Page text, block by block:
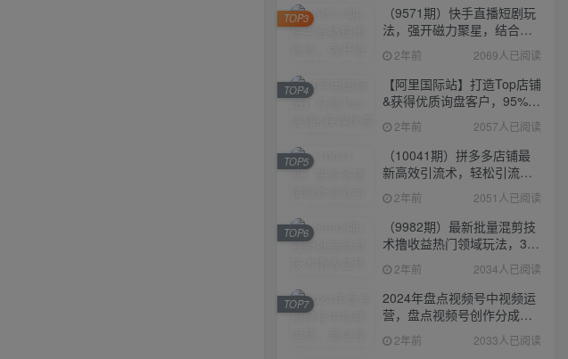
（9571期）快手直播短剧玩
法，强开磁力聚星，结合多
种变现方式日入600+
2年前 2069人已阅读
TOP3
【阿里国际站】打造Top店铺
&获得优质询盘客户，​95%的
国际站讲师不会说的运营技
巧 2年前 2057人已阅读
TOP4
（10041期）拼多多店铺最
新高效引流术，轻松引流
400+创业粉，精准日变现五
位数！
2年前 2051人已阅读
TOP5
（9982期）最新批量混剪技
术撸收益热门领域玩法，3分
钟一条原创视频，轻松日入
1000＋
2年前 2034人已阅读
TOP6
2024年盘点视频号中视频运
营，盘点视频号创作分成计
划，快速过原创日入300+
2年前 2033人已阅读
TOP7